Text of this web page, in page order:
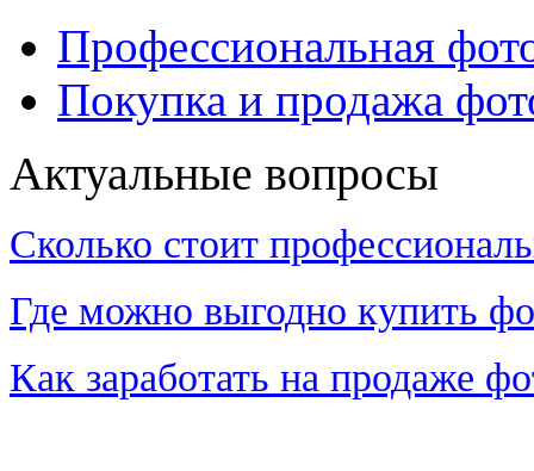
Профессиональная
Покупка и продажа
Актуальные вопросы
Сколько стоит
Где можно выгодно купить
Как заработать на продаже